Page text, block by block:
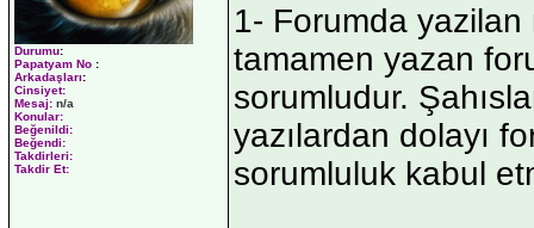
Durumu:
Papatyam No :
Arkadaşları:
Cinsiyet:
Mesaj: n/a
Konular:
Beğenildi:
Beğendi:
Takdirleri:
Takdir Et:
1- Forumda
tamamen yazan
sorumludur.
yazılardan dolayı
sorumluluk kabul